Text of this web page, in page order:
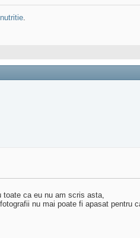
nutritie.
toate ca eu nu am scris asta,
nu mai poate fi apasat pentru